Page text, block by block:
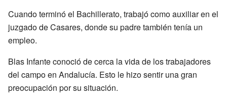
Cuando terminó el Bachillerato, trabajó como auxiliar en el
juzgado de Casares, donde su padre también tenía un
empleo.
Blas Infante conoció de cerca la vida de los trabajadores
del campo en Andalucía. Esto le hizo sentir una gran
preocupación por su situación.